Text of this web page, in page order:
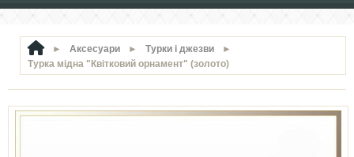
► Аксесуари ► Турки і джезви
►
Турка мідна "Квітковий орнамент" (золото)